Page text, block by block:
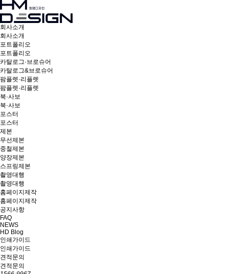
회사소개
회사소개
포트폴리오
포트폴리오
카탈로그·브로슈어
카탈로그&브로슈어
팜플렛·리플렛
팜플렛·리플렛
북·사보
북·사보
포스터
포스터
제본
무선제본
중철제본
양장제본
스프링제본
촬영대행
촬영대행
홈페이지제작
홈페이지제작
공지사항
FAQ
NEWS
HD Blog
인쇄가이드
인쇄가이드
견적문의
견적문의